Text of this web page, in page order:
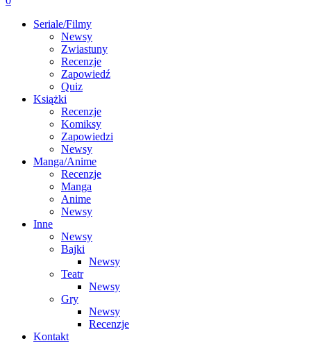
Seriale/Filmy
Newsy
Zwiastuny
Recenzje
Zapowiedź
Quiz
Książki
Recenzje
Komiksy
Zapowiedzi
Newsy
Manga/Anime
Recenzje
Manga
Anime
Newsy
Inne
Newsy
Bajki
Newsy
Teatr
Newsy
Gry
Newsy
Recenzje
Kontakt